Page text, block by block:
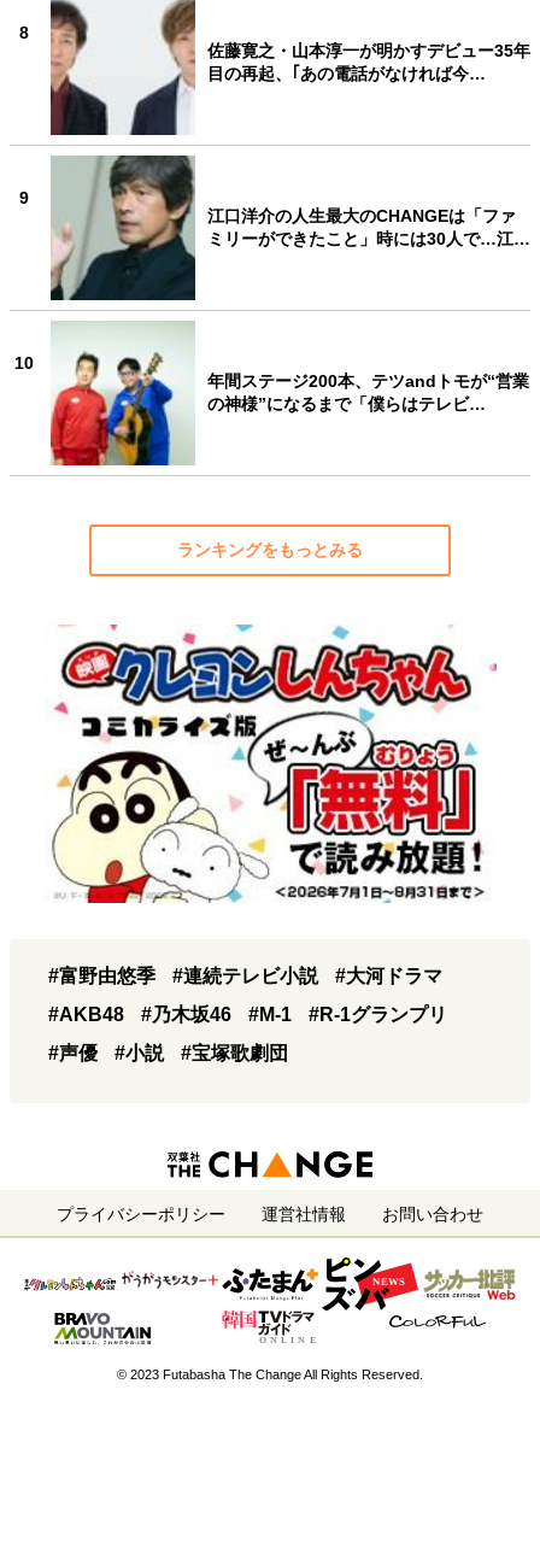
8
佐藤寛之・山本淳一が明かすデビュー35年
目の再起、｢あの電話がなければ今…
9
江口洋介の人生最大のCHANGEは「ファ
ミリーができたこと」時には30人で…江…
10
年間ステージ200本、テツandトモが“営業
の神様”になるまで「僕らはテレビ…
ランキングをもっとみる
#富野由悠季 #連続テレビ小説
#大河ドラマ
#AKB48
#乃木坂46 #M-1
#R-1グランプリ
#声優
#小説 #宝塚歌劇団
プライバシーポリシー 運営社情報 お問い合わせ
© 2023 Futabasha The Change All Rights Reserved.